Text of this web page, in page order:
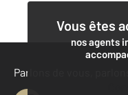
Vous êtes
nos agents
Parlons de vous,